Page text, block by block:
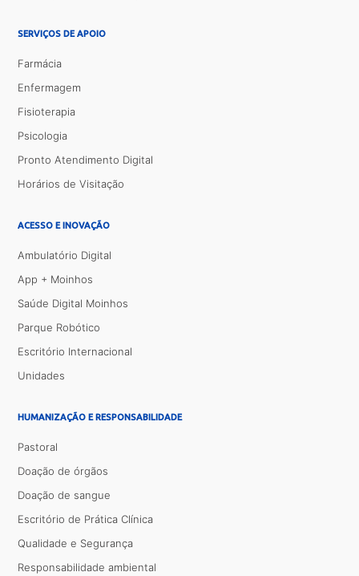
SERVIÇOS DE APOIO
Farmácia
Enfermagem
Fisioterapia
Psicologia
Pronto Atendimento Digital
Horários de Visitação
ACESSO E INOVAÇÃO
Ambulatório Digital
App + Moinhos
Saúde Digital Moinhos
Parque Robótico
Escritório Internacional
Unidades
HUMANIZAÇÃO E RESPONSABILIDADE
Pastoral
Doação de órgãos
Doação de sangue
Escritório de Prática Clínica
Qualidade e Segurança
Responsabilidade ambiental